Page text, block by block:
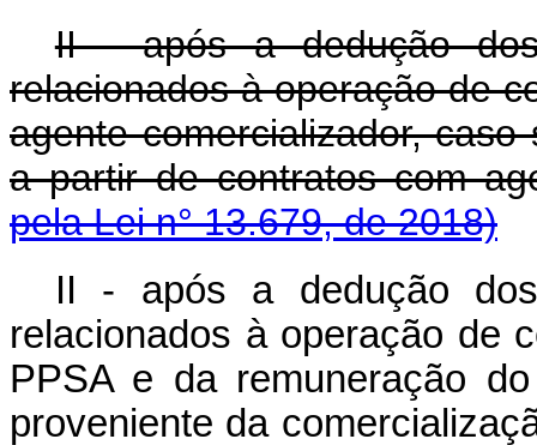
II - após a dedução
relacionados à operação de
agente comercializador,
a partir de contratos com
pela Lei n° 13.679, de 2018)
II - após a dedução
relacionados à operação de
PPSA e da remuneração
proveniente da